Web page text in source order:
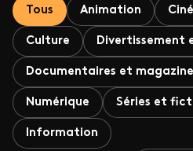
Tous Animation
Culture Divertissement
Documentaires et
Numérique Séries et
Information